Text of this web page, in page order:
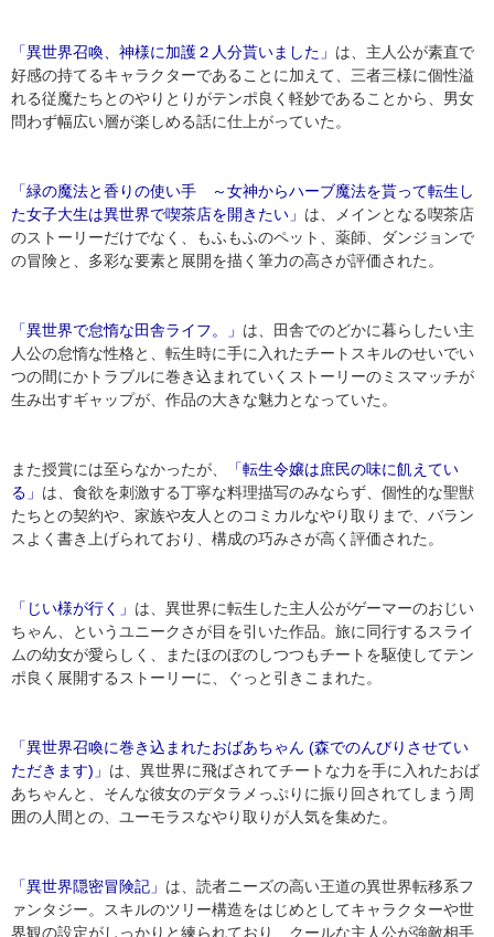
「異世界召喚、神様に加護２人分貰いました」 は、主人公が素直で
好感の持てるキャラクターであることに加えて、三者三様に個性溢
れる従魔たちとのやりとりがテンポ良く軽妙であることから、男女
問わず幅広い層が楽しめる話に仕上がっていた。
「緑の魔法と香りの使い手 ～女神からハーブ魔法を貰って転生し
た女子大生は異世界で喫茶店を開きたい」 は、メインとなる喫茶店
のストーリーだけでなく、もふもふのペット、薬師、ダンジョンで
の冒険と、多彩な要素と展開を描く筆力の高さが評価された。
「異世界で怠惰な田舎ライフ。」 は、田舎でのどかに暮らしたい主
人公の怠惰な性格と、転生時に手に入れたチートスキルのせいでい
つの間にかトラブルに巻き込まれていくストーリーのミスマッチが
生み出すギャップが、作品の大きな魅力となっていた。
また授賞には至らなかったが、
「転生令嬢は庶民の味に飢えてい
る」 は、食欲を刺激する丁寧な料理描写のみならず、個性的な聖獣
たちとの契約や、家族や友人とのコミカルなやり取りまで、バラン
スよく書き上げられており、構成の巧みさが高く評価された。
「じい様が行く」 は、異世界に転生した主人公がゲーマーのおじい
ちゃん、というユニークさが目を引いた作品。旅に同行するスライ
ムの幼女が愛らしく、またほのぼのしつつもチートを駆使してテン
ポ良く展開するストーリーに、ぐっと引きこまれた。
「異世界召喚に巻き込まれたおばあちゃん (森でのんびりさせてい
ただきます)」 は、異世界に飛ばされてチートな力を手に入れたおば
あちゃんと、そんな彼女のデタラメっぷりに振り回されてしまう周
囲の人間との、ユーモラスなやり取りが人気を集めた。
「異世界隠密冒険記」 は、読者ニーズの高い王道の異世界転移系フ
ァンタジー。スキルのツリー構造をはじめとしてキャラクターや世
界観の設定がしっかりと練られており、クールな主人公が強敵相手